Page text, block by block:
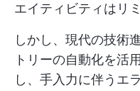
エイティビティはリ
しかし、現代の技術
トリーの自動化を活
し、手入力に伴うエ